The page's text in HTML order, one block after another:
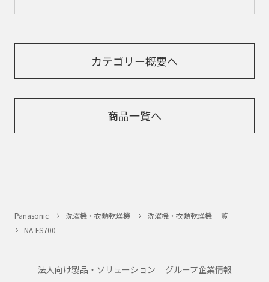
カテゴリー概要へ
商品一覧へ
Panasonic 洗濯機・衣類乾燥機
洗濯機・衣類乾燥機 一覧
NA-FS700
法人向け製品・ソリューション グループ企業情報